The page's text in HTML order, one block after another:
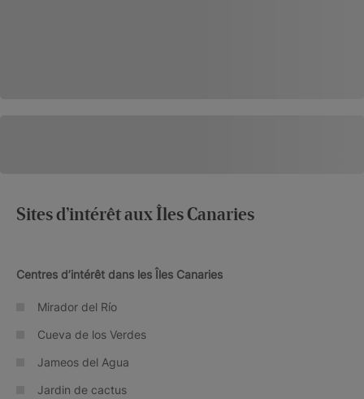
Sites d’intérêt aux Îles Canaries
Centres d’intérêt dans les Îles Canaries
Mirador del Río
Cueva de los Verdes
Jameos del Agua
Jardin de cactus